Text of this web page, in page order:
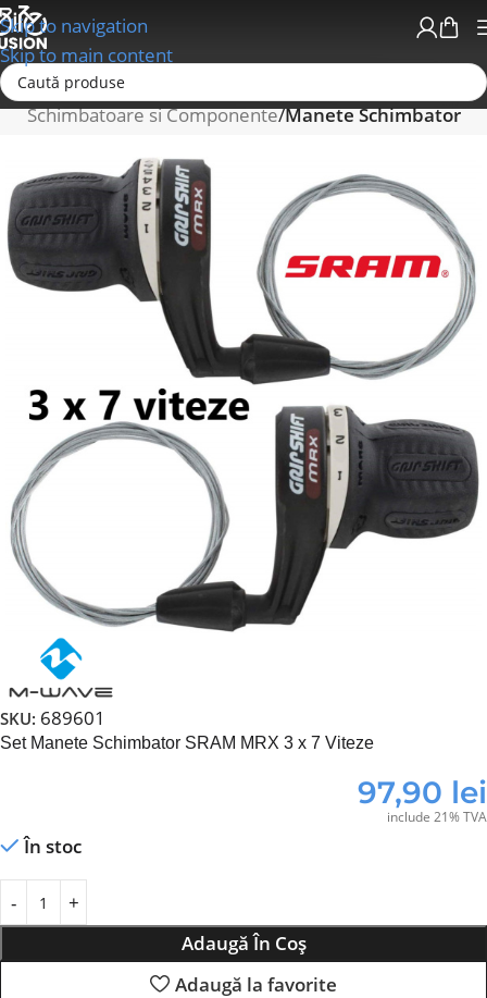
Skip to navigation
Skip to main content
Prima pagină
Schimbatoare si Componente Manete Schimbator
SKU: 689601
Set Manete Schimbator SRAM MRX 3 x 7 Viteze
97,90 lei
include 21% TVA
În stoc
Adaugă În Coș
Adaugă la favorite